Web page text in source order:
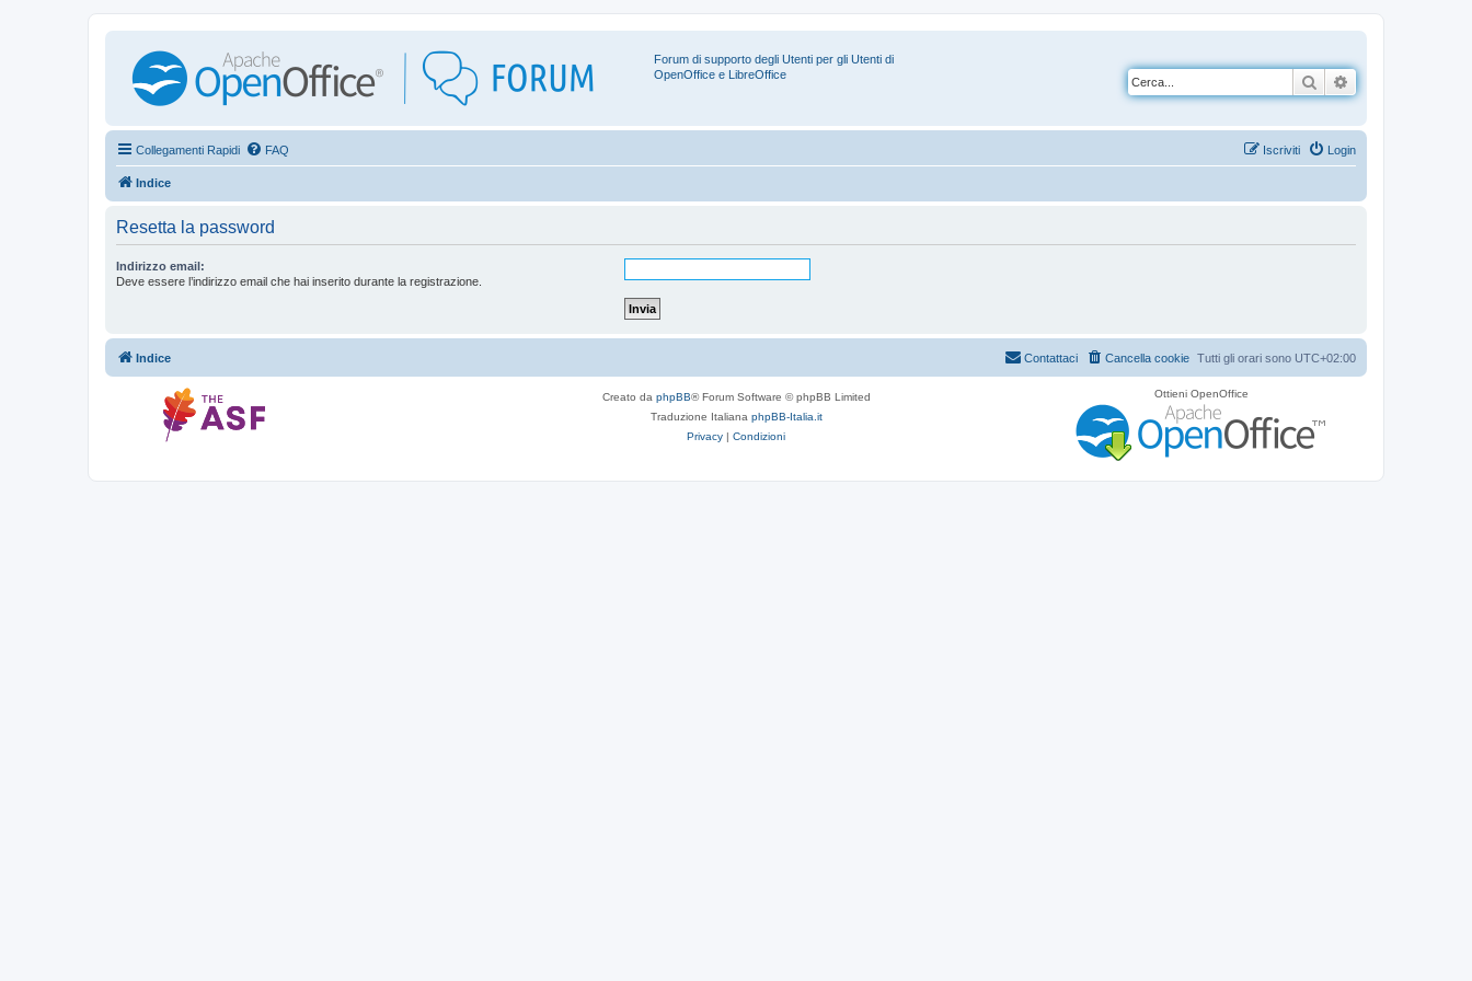
Forum di supporto degli Utenti per gli Utenti di
OpenOffice e LibreOffice
Cerca
Collegamenti Rapidi FAQ Login
Iscriviti
Indice
Resetta la password
Indirizzo email:
Deve essere l’indirizzo email che hai inserito durante la registrazione.
Indice Tutti gli orari sono UTC+02:00
Cancella cookie
Contattaci
Creato da phpBB® Forum Software © phpBB Limited
Traduzione Italiana phpBB-Italia.it
Privacy | Condizioni
Ottieni OpenOffice